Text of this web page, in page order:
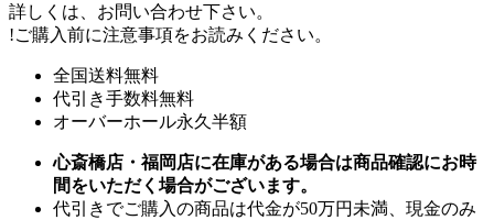
詳しくは、お問い合わせ下さい。
!ご購入前に注意事項をお読みください。
全国送料無料
代引き手数料無料
オーバーホール永久半額
心斎橋店・福岡店に在庫がある場合は商品確認にお時
間をいただく場合がございます。
代引きでご購入の商品は代金が50万円未満、現金のみ